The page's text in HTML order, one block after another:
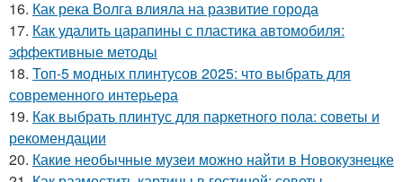
16. Как река Волга влияла на развитие города
17. Как удалить царапины с пластика автомобиля:
эффективные методы
18. Топ-5 модных плинтусов 2025: что выбрать для
современного интерьера
19. Как выбрать плинтус для паркетного пола: советы и
рекомендации
20. Какие необычные музеи можно найти в Новокузнецке